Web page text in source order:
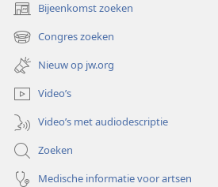
Bijeenkomst zoeken
(opent
nieuw
venster)
Congres zoeken
(opent
nieuw
venster)
Nieuw op jw.org
Video’s
Video’s met audiodescriptie
Zoeken
Medische informatie voor artsen